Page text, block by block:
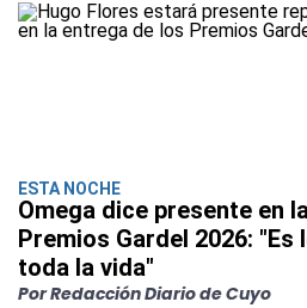
ESTA NOCHE
Omega dice presente en
Premios Gardel 2026: "Es
toda la vida"
Por Redacción Diario de Cuyo